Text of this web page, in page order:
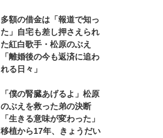
多額の借金は「報道で知っ
た」自宅も差し押さえられ
た紅白歌手・松原のぶえ
「離婚後の今も返済に追わ
れる日々」
「僕の腎臓あげるよ」松原
のぶえを救った弟の決断
「生きる意味が変わった」
移植から17年、きょうだい